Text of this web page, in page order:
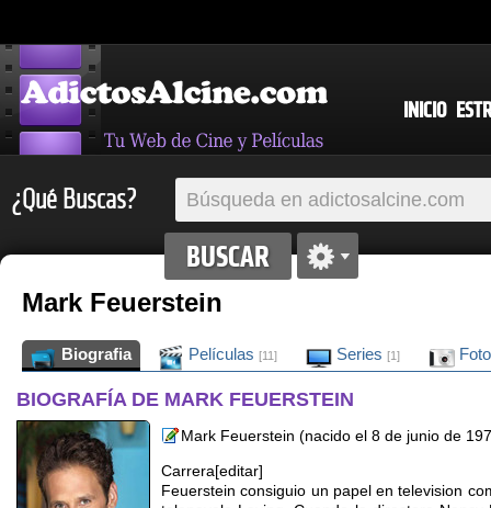
INICIO
¿Qué Buscas?
Mark Feuerstein
Biografia Películas [11] Series [1]
BIOGRAFÍA DE MARK FEUERSTEIN
Mark Feuerstein (nacido el 8 de junio de
Carrera[editar]
Feuerstein consiguio un papel en television